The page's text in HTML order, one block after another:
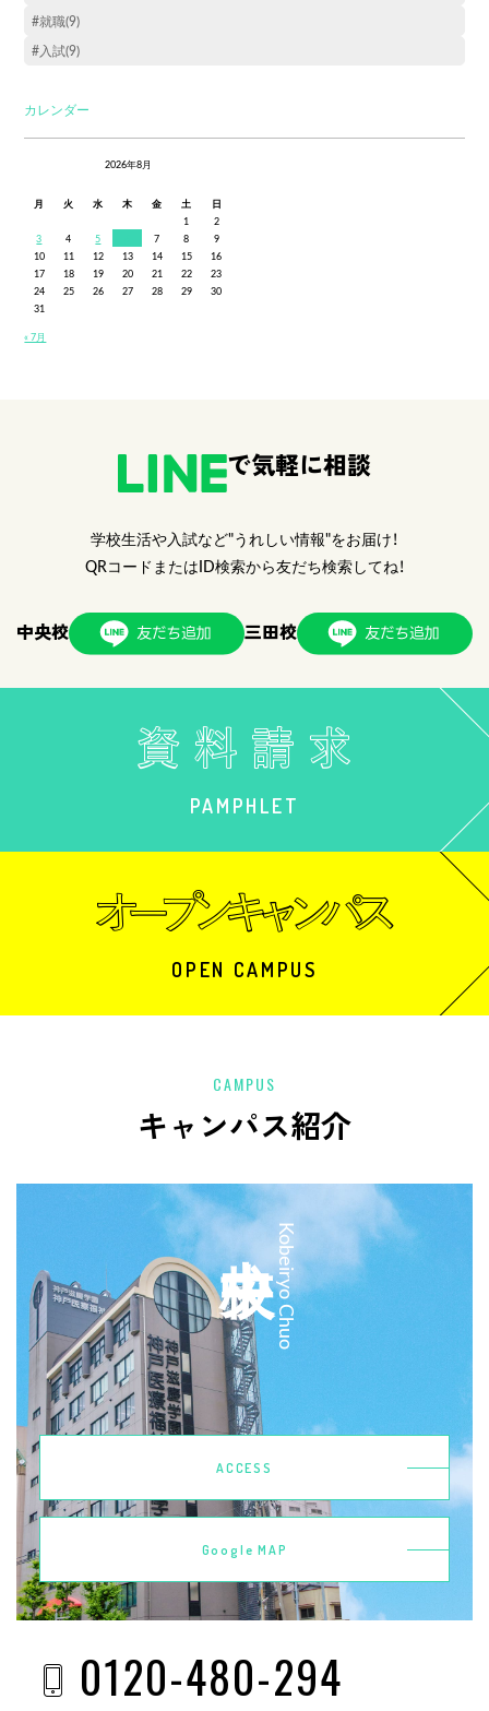
#就職(9)
#入試(9)
カレンダー
2026年8月
月 火 水 木 金 土
日
1
2
3
4 5 7 8
9
10
11 12 13 14 15
16
17
18 19 20 21 22
23
24
25 26 27 28 29
30
31
« 7月
で気軽に相談
学校生活や入試など"うれしい情報"をお届け！
QRコードまたはID検索から友だち検索してね！
中央校 三田校
PAMPHLET
OPEN CAMPUS
CAMPUS
キャンパス紹介
Kobeiryo Chuo
ACCESS
Google MAP
0120-480-294